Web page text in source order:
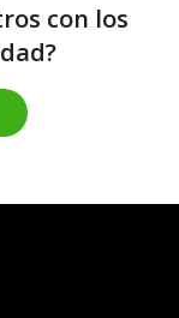
con los